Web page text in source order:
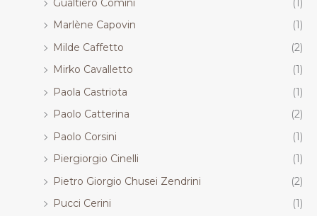
Gualtiero Comini
(1)
Marlène Capovin
(1)
Milde Caffetto
(2)
Mirko Cavalletto
(1)
Paola Castriota
(1)
Paolo Catterina
(2)
Paolo Corsini
(1)
Piergiorgio Cinelli
(1)
Pietro Giorgio Chusei Zendrini
(2)
Pucci Cerini
(1)